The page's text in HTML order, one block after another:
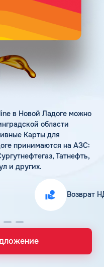
в Новой Ладоге можно
области
Карты для
принимаются на АЗС:
Татнефть,
и других.
Возврат